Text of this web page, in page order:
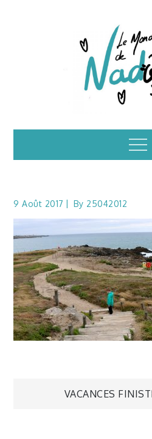
monde Menu
9 Août 2017 By 25042012
VACANCES